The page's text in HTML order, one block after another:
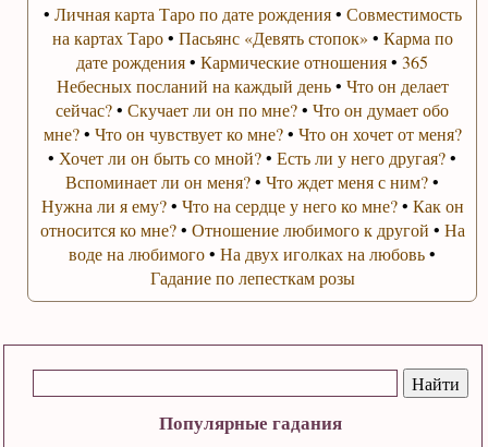
Популярные гадания
• Личная карта Таро по дате рождения• Совместимость
на картах Таро• Пасьянс «Девять стопок» • Карма по
дате рождения•Кармические отношения•365
Небесных посланий на каждый день• Что он делает
сейчас?•Скучает ли он по мне?•Что он думает обо
мне?• Что он чувствует ко мне?• Что он хочет от меня?
• Хочет ли он быть со мной?•Есть ли у него другая?•
Вспоминает ли он меня?•Что ждет меня с ним?•
Нужна ли я ему?• Что на сердце у него ко мне?• Как он
относится ко мне?• Отношение любимого к другой • На
воде на любимого•На двух иголках на любовь•
Гадание по лепесткам розы